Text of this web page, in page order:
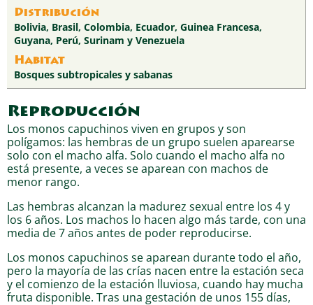
Distribución
Bolivia, Brasil, Colombia, Ecuador, Guinea Francesa,
Guyana, Perú, Surinam y Venezuela
Habitat
Bosques subtropicales y sabanas
Reproducción
Los monos capuchinos viven en grupos y son
polígamos: las hembras de un grupo suelen aparearse
solo con el macho alfa. Solo cuando el macho alfa no
está presente, a veces se aparean con machos de
menor rango.
Las hembras alcanzan la madurez sexual entre los 4 y
los 6 años. Los machos lo hacen algo más tarde, con una
media de 7 años antes de poder reproducirse.
Los monos capuchinos se aparean durante todo el año,
pero la mayoría de las crías nacen entre la estación seca
y el comienzo de la estación lluviosa, cuando hay mucha
fruta disponible. Tras una gestación de unos 155 días,